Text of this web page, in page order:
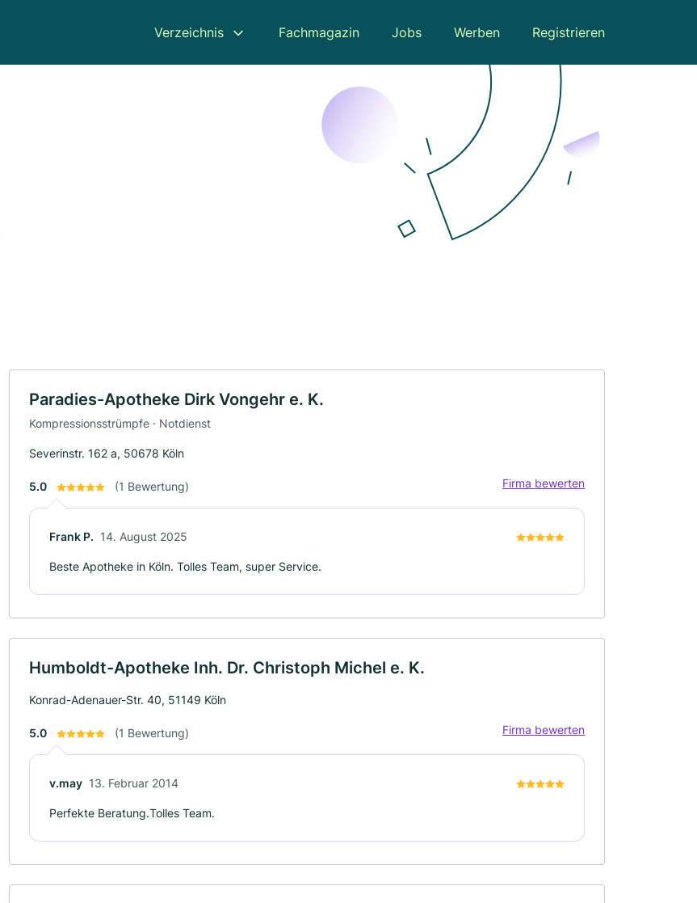
Verzeichnis Fachmagazin Jobs Werben Registrieren
Paradies-Apotheke Dirk Vongehr e. K.
Kompressionsstrümpfe · Notdienst
Severinstr. 162 a, 50678 Köln
5.0 (1 Bewertung) Firma bewerten
Frank P. 14. August 2025
Beste Apotheke in Köln. Tolles Team, super Service.
Humboldt-Apotheke Inh. Dr. Christoph Michel e. K.
Konrad-Adenauer-Str. 40, 51149 Köln
5.0 (1 Bewertung) Firma bewerten
v.may 13. Februar 2014
Perfekte Beratung.Tolles Team.